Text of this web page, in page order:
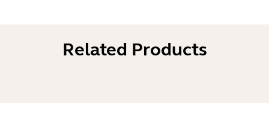
Related Products